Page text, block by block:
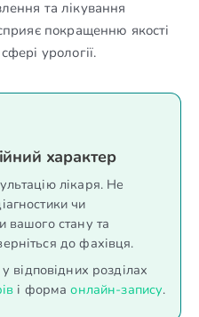
та лікування
покращенню якості
урології.
характер
лікаря. Не
чи
вашого стану та
до фахівця.
відповідних розділах
і формаонлайн-запису.